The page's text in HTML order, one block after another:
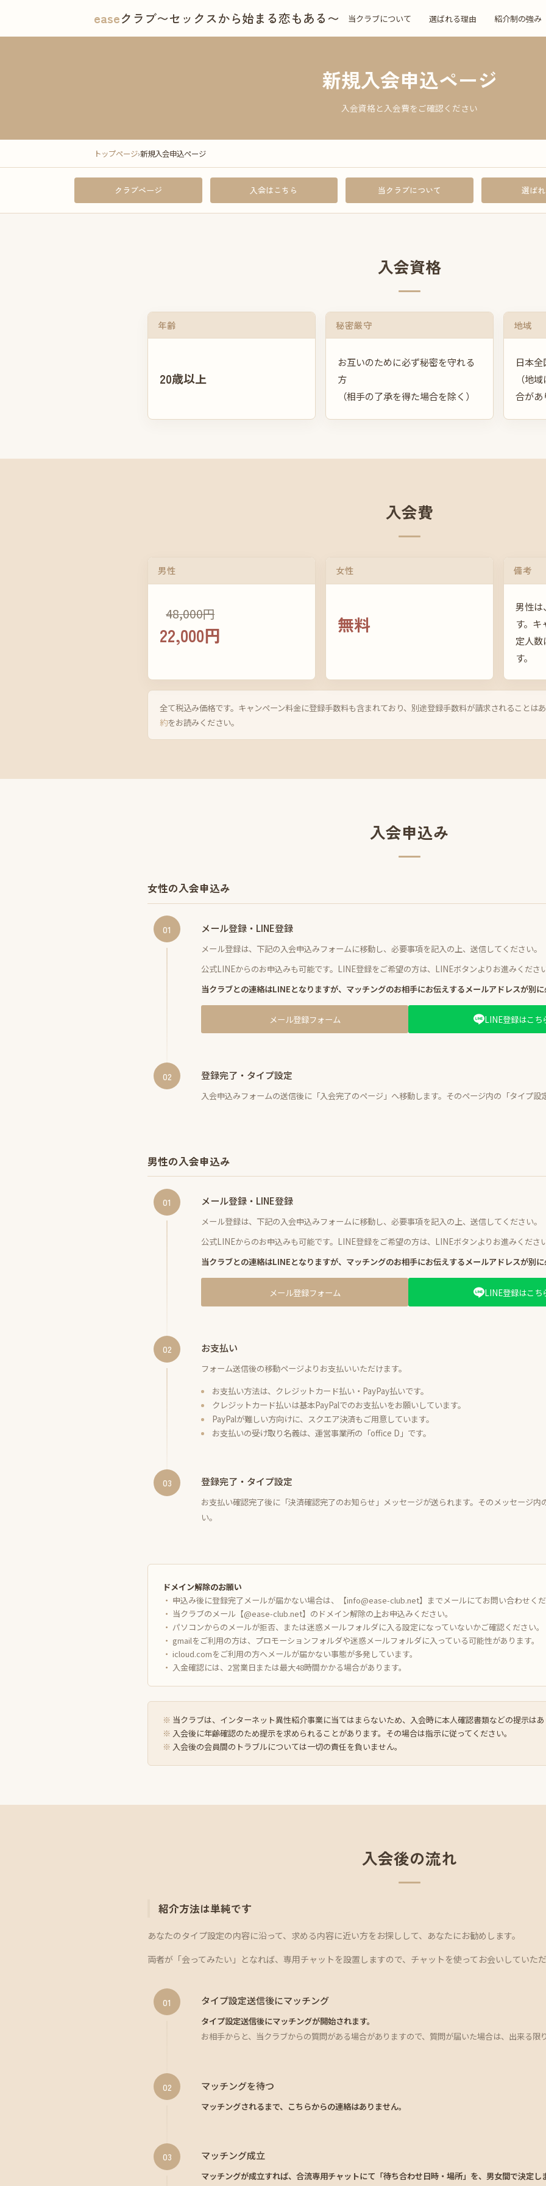
easeクラブ〜セックスから始まる恋もある〜 当クラブについて 選ばれる理由 紹介制の強み
新規入会申込ページ
入会資格と入会費をご確認ください
トップページ›新規入会申込ページ
クラブページ 入会はこちら 当クラブについて 選ば
入会資格
年齢
20歳以上
秘密厳守
お互いのために必ず秘密を守れる
方
（相手の了承を得た場合を除く）
地域
日本全
（地
合があ
入会費
男性
48,000円
22,000円
女性
無料
備考
男性は
す。
定人数
す。
全て税込み価格です。キャンペーン料金に登録手数料も含まれており、別途登録手数料が請求されることは
約をお読みください。
入会申込み
女性の入会申込み
01 メール登録・LINE登録
メール登録は、下記の入会申込みフォームに移動し、必要事項を記入の上、送信してください。
公式LINEからのお申込みも可能です。LINE登録をご希望の方は、LINEボタンよりお進みください
当クラブとの連絡はLINEとなりますが、マッチングのお相手にお伝えするメールアドレスが別に
メール登録フォーム LINE登録はこち
02 登録完了・タイプ設定
入会申込みフォームの送信後に「入会完了のページ」へ移動します。そのページ内の「タイプ設
男性の入会申込み
01 メール登録・LINE登録
メール登録は、下記の入会申込みフォームに移動し、必要事項を記入の上、送信してください。
公式LINEからのお申込みも可能です。LINE登録をご希望の方は、LINEボタンよりお進みください
当クラブとの連絡はLINEとなりますが、マッチングのお相手にお伝えするメールアドレスが別に
メール登録フォーム LINE登録はこち
02 お支払い
フォーム送信後の移動ページよりお支払いいただけます。
お支払い方法は、クレジットカード払い・PayPay払いです。
クレジットカード払いは基本PayPalでのお支払いをお願いしています。
PayPalが難しい方向けに、スクエア決済もご用意しています。
お支払いの受け取り名義は、運営事業所の「office D」です。
03 登録完了・タイプ設定
お支払い確認完了後に「決済確認完了のお知らせ」メッセージが送られます。そのメッセージ内
い。
ドメイン解除のお願い
申込み後に登録完了メールが届かない場合は、【info@ease-club.net】までメールにてお問い合わせくだ
当クラブのメール【@ease-club.net】のドメイン解除の上お申込みください。
パソコンからのメールが拒否、または迷惑メールフォルダに入る設定になっていないかご確認ください。
gmailをご利用の方は、プロモーションフォルダや迷惑メールフォルダに入っている可能性があります。
icloud.comをご利用の方へメールが届かない事態が多発しています。
入金確認には、2営業日または最大48時間かかる場合があります。
当クラブは、インターネット異性紹介事業に当てはまらないため、入会時に本人確認書類などの提示はあ
入会後に年齢確認のため提示を求められることがあります。その場合は指示に従ってください。
入会後の会員間のトラブルについては一切の責任を負いません。
入会後の流れ
紹介方法は単純です
あなたのタイプ設定の内容に沿って、求める内容に近い方をお探しして、あなたにお勧めします。
両者が「会ってみたい」となれば、専用チャットを設置しますので、チャットを使ってお会いしていただ
01 タイプ設定送信後にマッチング
タイプ設定送信後にマッチングが開始されます。
お相手からと、当クラブからの質問がある場合がありますので、質問が届いた場合は、出来る限
02 マッチングを待つ
マッチングされるまで、こちらからの連絡はありません。
03 マッチング成立
マッチングが成立すれば、合流専用チャットにて「待ち合わせ日時・場所」を、男女間で決定しま